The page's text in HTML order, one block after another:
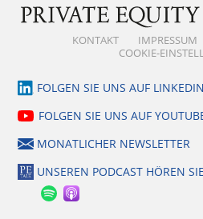
KONTAKT IMPRESSUM
COOKIE-
FOLGEN SIE UNS AUF LINKEDIN
FOLGEN SIE UNS AUF
MONATLICHER NEWSLETTER
UNSEREN PODCAST HÖREN